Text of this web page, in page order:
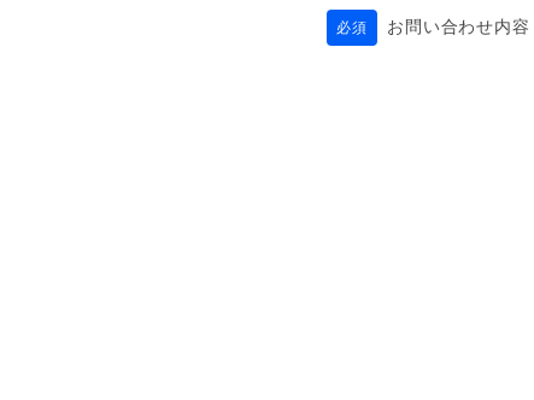
必須 お問い合わせ内容